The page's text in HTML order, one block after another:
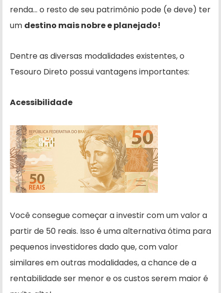
renda… o resto de seu patrimônio pode (e deve) ter
um destino mais nobre e planejado!
Dentre as diversas modalidades existentes, o
Tesouro Direto possui vantagens importantes:
Acessibilidade
Você consegue começar a investir com um valor a
partir de 50 reais. Isso é uma alternativa ótima para
pequenos investidores dado que, com valor
similares em outras modalidades, a chance de a
rentabilidade ser menor e os custos serem maior é